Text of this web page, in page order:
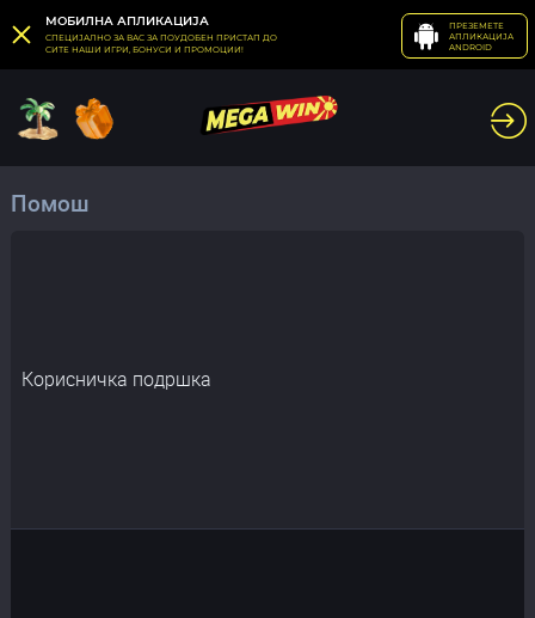
МОБИЛНА АПЛИКАЦИЈА
СПЕЦИЈАЛНО ЗА ВАС ЗА ПОУДОБЕН ПРИСТАП ДО
СИТЕ НАШИ ИГРИ, БОНУСИ И ПРОМОЦИИ!
ПРЕЗЕМЕТЕ
АПЛИКАЦИЈА
ANDROID
Помош
Корисничка подршка